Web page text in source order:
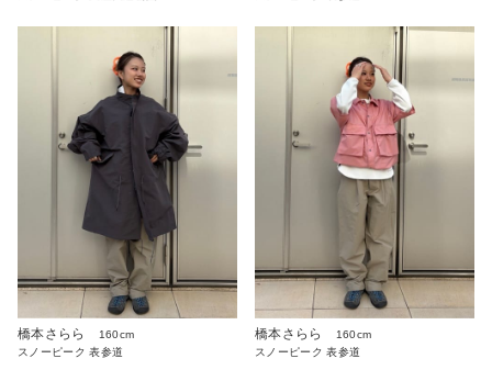
橋本さらら
160cm
スノーピーク 表参道
橋本さらら
160cm
スノーピーク 表参道